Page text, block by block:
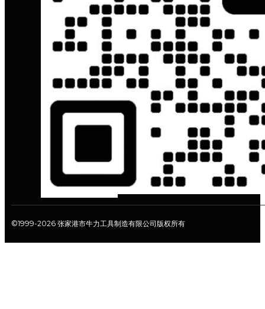
©1999-2026 张家港市牛力工具制造有限公司版权所有